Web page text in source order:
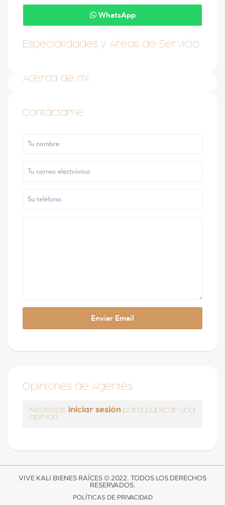
WhatsApp
Especialidades y Áreas de Servicio
Acerca de mí
Contáctame
Opiniones de Agentes
Necesitas iniciar sesión para publicar una
opinión
VIVE KALI BIENES RAÍCES © 2022. TODOS LOS DERECHOS
RESERVADOS.
POLÍTICAS DE PRIVACIDAD